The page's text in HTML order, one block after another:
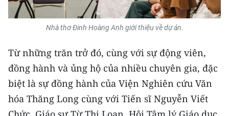
Media Khoa học - Công nghệ
Media Môi trường
Ảnh
Infographic
TIN MỚI
Nhà thơ Đinh Hoàng Anh giới thiệu về dự án.
Từ những trăn trở đó, cùng với sự động viên,
đồng hành và ủng hộ của nhiều chuyên gia, đặc
biệt là sự đồng hành của Viện Nghiên cứu Văn
hóa Thăng Long cùng với Tiến sĩ Nguyễn Viết